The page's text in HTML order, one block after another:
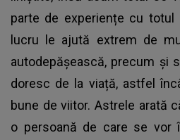
parte de experiențe cu
lucru le ajută extrem de
autodepășească, precum și
doresc de la viață, astfel
bune de viitor. Astrele arată
o persoană de care se vor